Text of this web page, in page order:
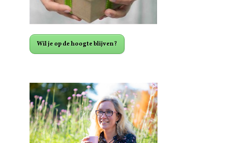
Wil je op de hoogte blijven?